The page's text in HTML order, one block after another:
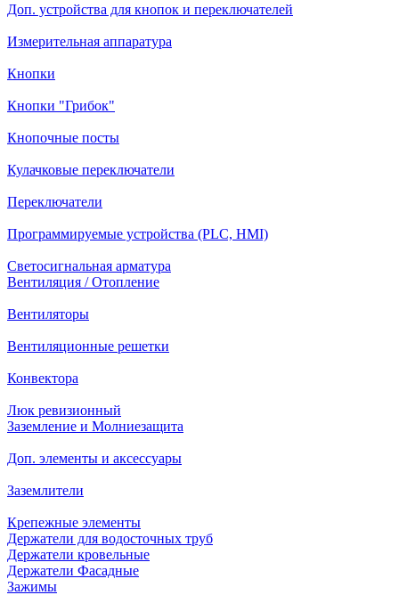
Доп. устройства для кнопок и переключателей
Измерительная аппаратура
Кнопки
Кнопки "Грибок"
Кнопочные посты
Кулачковые переключатели
Переключатели
Программируемые устройства (PLC, HMI)
Светосигнальная арматура
Вентиляция / Отопление
Вентиляторы
Вентиляционные решетки
Конвектора
Люк ревизионный
Заземление и Молниезащита
Доп. элементы и аксессуары
Заземлители
Крепежные элементы
Держатели для водосточных труб
Держатели кровельные
Держатели Фасадные
Зажимы